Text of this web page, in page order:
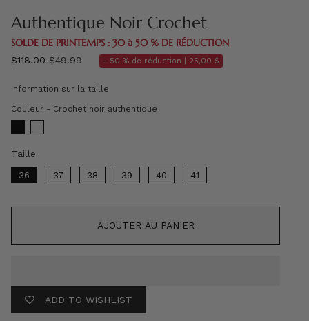
Authentique Noir Crochet
SOLDE DE PRINTEMPS : 30 à 50 % DE RÉDUCTION
régulier
$118.00 $49.99 - 50 % de réduction | 25,00 $
Information sur la taille
Couleur - Crochet noir authentique
Taille
36 37 38 39 40 41
AJOUTER AU PANIER
ADD TO WISHLIST